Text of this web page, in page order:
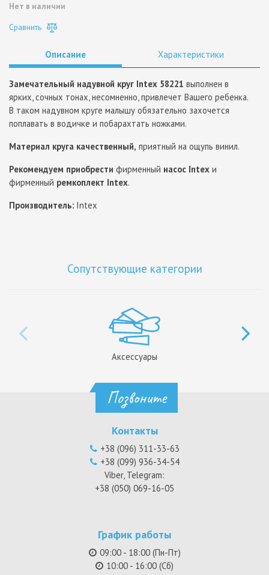
Нет в наличии
Сравнить
Описание Характеристики
Замечательный надувной круг Intex 58221 выполнен в
ярких, сочных тонах, несомненно, привлечет Вашего ребенка.
В таком надувном круге малышу обязательно захочется
поплавать в водичке и побарахтать ножками.
Материал круга качественный, приятный на ощупь винил.
Рекомендуем приобрести фирменный насос Intex и
фирменный ремкоплект Intex.
Производитель: Intex
Сопутствующие категории
Аксессуары
Позвоните
Контакты
+38 (096) 311-33-63
+38 (099) 936-34-54
Viber, Telegram:
+38 (050) 069-16-05
График работы
09:00 - 18:00 (Пн-Пт)
10:00 - 16:00 (Сб)